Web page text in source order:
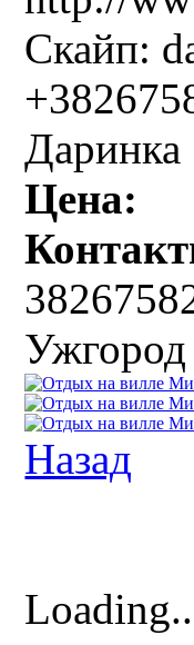
Скайп:
Даринка
Цена:
Ужгород
Назад